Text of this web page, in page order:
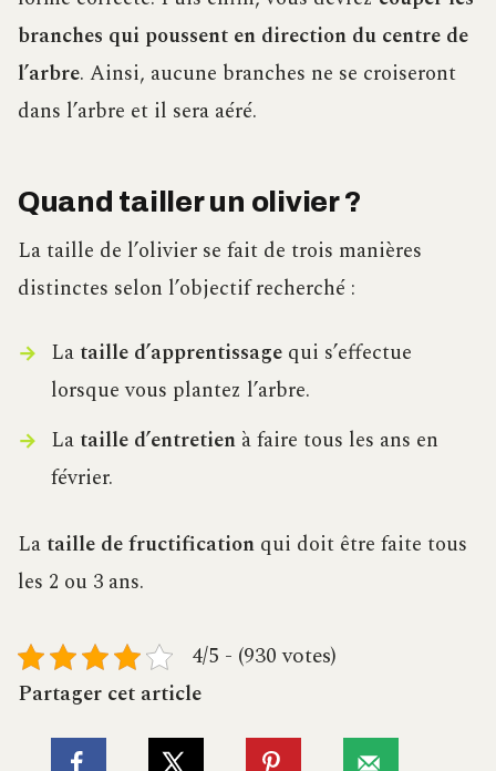
branches qui poussent en direction du centre de
l’arbre. Ainsi, aucune branches ne se croiseront
dans l’arbre et il sera aéré.
Quand tailler un olivier ?
La taille de l’olivier se fait de trois manières
distinctes selon l’objectif recherché :
La taille d’apprentissagequi s’effectue
lorsque vous plantez l’arbre.
La taille d’entretienà faire tous les ans en
février.
La taille de fructification qui doit être faite tous
les 2 ou 3 ans.
4/5 - (930 votes)
Partager cet article